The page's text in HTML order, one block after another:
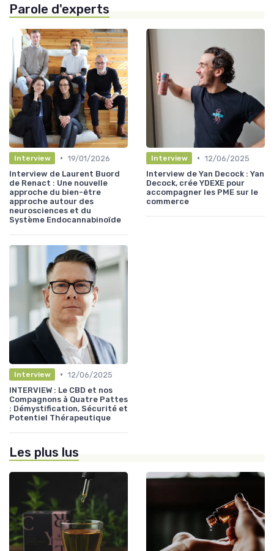
Parole d'experts
Interview • 19/01/2026
Interview de Laurent Buord
de Renact : Une nouvelle
approche du bien-être
approche autour des
neurosciences et du
Système Endocannabinoïde
Interview • 12/06/2025
Interview de Yan Decock : Yan
Decock, crée YDEXE pour
accompagner les PME sur le
commerce
Interview • 12/06/2025
INTERVIEW : Le CBD et nos
Compagnons à Quatre Pattes
: Démystification, Sécurité et
Potentiel Thérapeutique
Les plus lus